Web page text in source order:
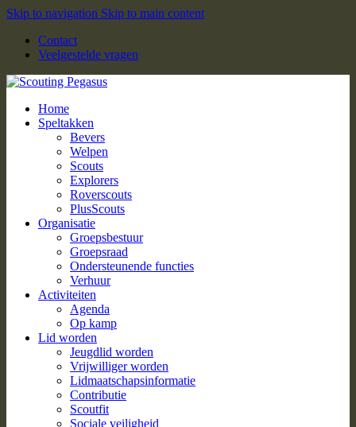
Skip to navigation Skip to main content
Contact
Veelgestelde vragen
Home
Speltakken
Bevers
Welpen
Scouts
Explorers
Roverscouts
PlusScouts
Organisatie
Groepsbestuur
Groepsraad
Ondersteunende functies
Verhuur
Activiteiten
Agenda
Op kamp
Lid worden
Jeugdlid worden
Vrijwilliger worden
Lidmaatschapsinformatie
Contributie
Scoutfit
Sociale veiligheid